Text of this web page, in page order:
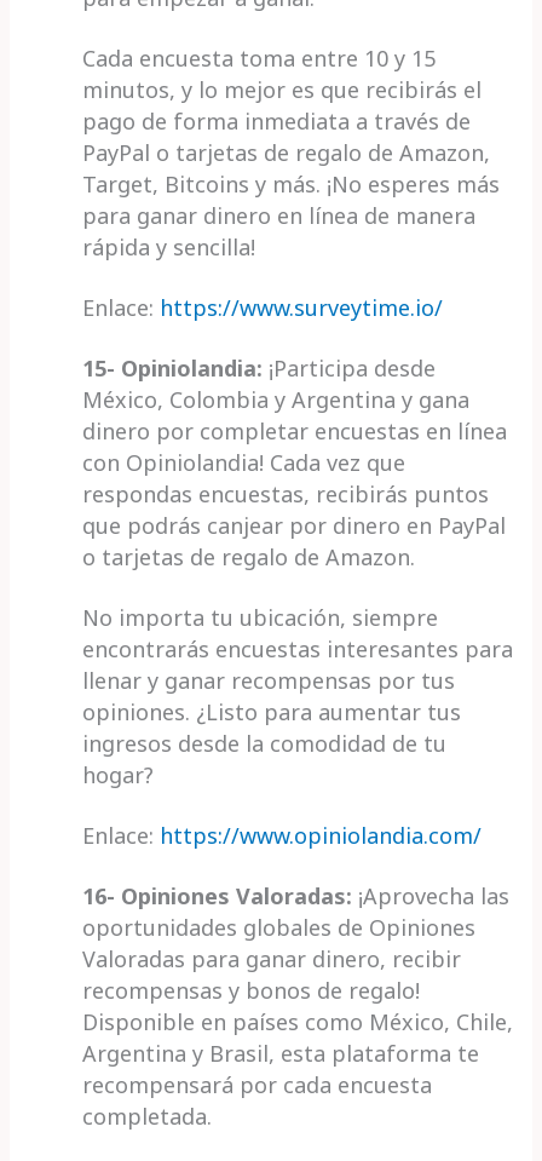
Cada encuesta toma entre 10 y 15
minutos, y lo mejor es que recibirás el
pago de forma inmediata a través de
PayPal o tarjetas de regalo de Amazon,
Target, Bitcoins y más. ¡No esperes más
para ganar dinero en línea de manera
rápida y sencilla!
Enlace: https://www.surveytime.io/
15- Opiniolandia: ¡Participa desde
México, Colombia y Argentina y gana
dinero por completar encuestas en línea
con Opiniolandia! Cada vez que
respondas encuestas, recibirás puntos
que podrás canjear por dinero en PayPal
o tarjetas de regalo de Amazon.
No importa tu ubicación, siempre
encontrarás encuestas interesantes para
llenar y ganar recompensas por tus
opiniones. ¿Listo para aumentar tus
ingresos desde la comodidad de tu
hogar?
Enlace: https://www.opiniolandia.com/
16- Opiniones Valoradas: ¡Aprovecha las
oportunidades globales de Opiniones
Valoradas para ganar dinero, recibir
recompensas y bonos de regalo!
Disponible en países como México, Chile,
Argentina y Brasil, esta plataforma te
recompensará por cada encuesta
completada.